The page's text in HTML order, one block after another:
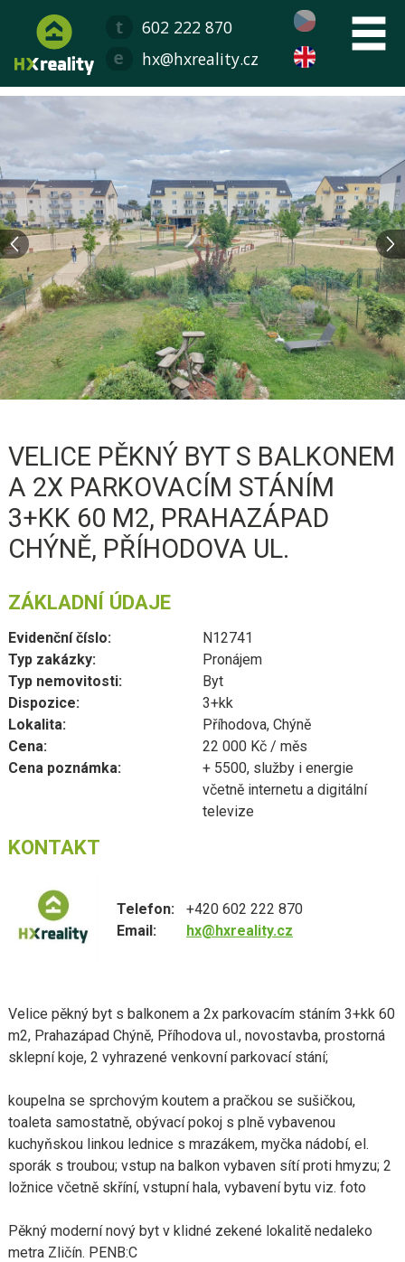
602 222 870
hx@hxreality.cz
VELICE PĚKNÝ BYT S BALKONEM
A 2X PARKOVACÍM STÁNÍM
3+KK 60 M2, PRAHAZÁPAD
CHÝNĚ, PŘÍHODOVA UL.
ZÁKLADNÍ ÚDAJE
Evidenční číslo:
N12741
Typ zakázky:
Pronájem
Typ nemovitosti:
Byt
Dispozice:
3+kk
Lokalita:
Příhodova, Chýně
Cena:
22 000 Kč / měs
Cena poznámka:
+ 5500, služby i energie
včetně internetu a digitální
televize
KONTAKT
Telefon:
+420 602 222 870
Email:
hx@hxreality.cz
Velice pěkný byt s balkonem a 2x parkovacím stáním 3+kk 60
m2, Prahazápad Chýně, Příhodova ul., novostavba, prostorná
sklepní koje, 2 vyhrazené venkovní parkovací stání;
koupelna se sprchovým koutem a pračkou se sušičkou,
toaleta samostatně, obývací pokoj s plně vybavenou
kuchyňskou linkou lednice s mrazákem, myčka nádobí, el.
sporák s troubou; vstup na balkon vybaven sítí proti hmyzu; 2
ložnice včetně skříní, vstupní hala, vybavení bytu viz. foto
Pěkný moderní nový byt v klidné zekené lokalitě nedaleko
metra Zličín. PENB:C